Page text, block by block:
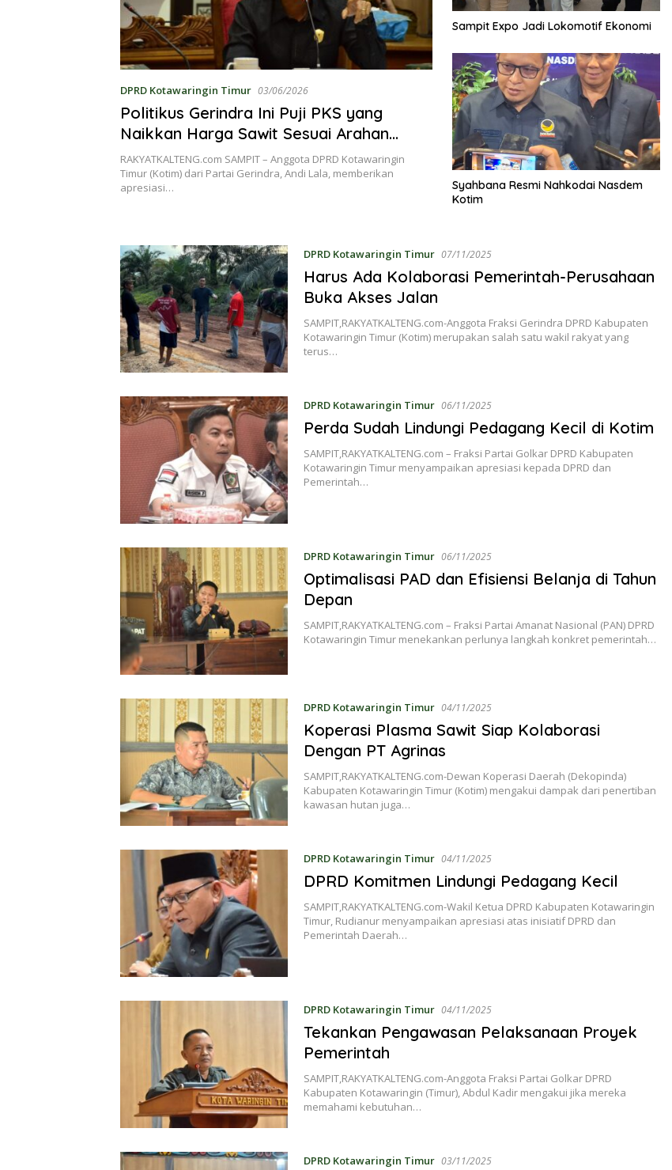
DPRD Kotawaringin Timur 03/06/2026
Politikus Gerindra Ini Puji PKS yang
Naikkan Harga Sawit Sesuai Arahan
Pemerintah
RAKYATKALTENG.com SAMPIT – Anggota DPRD Kotawaringin
Timur (Kotim) dari Partai Gerindra, Andi Lala, memberikan
apresiasi…
Sampit Expo Jadi Lokomotif Ekonomi
Syahbana Resmi Nahkodai Nasdem
Kotim
DPRD Kotawaringin Timur 07/11/2025
Harus Ada Kolaborasi Pemerintah-Perusahaan
Buka Akses Jalan
SAMPIT,RAKYATKALTENG.com-Anggota Fraksi Gerindra DPRD Kabupaten
Kotawaringin Timur (Kotim) merupakan salah satu wakil rakyat yang
terus…
DPRD Kotawaringin Timur 06/11/2025
Perda Sudah Lindungi Pedagang Kecil di Kotim
SAMPIT,RAKYATKALTENG.com – Fraksi Partai Golkar DPRD Kabupaten
Kotawaringin Timur menyampaikan apresiasi kepada DPRD dan
Pemerintah…
DPRD Kotawaringin Timur 06/11/2025
Optimalisasi PAD dan Efisiensi Belanja di Tahun
Depan
SAMPIT,RAKYATKALTENG.com – Fraksi Partai Amanat Nasional (PAN) DPRD
Kotawaringin Timur menekankan perlunya langkah konkret pemerintah…
DPRD Kotawaringin Timur 04/11/2025
Koperasi Plasma Sawit Siap Kolaborasi
Dengan PT Agrinas
SAMPIT,RAKYATKALTENG.com-Dewan Koperasi Daerah (Dekopinda)
Kabupaten Kotawaringin Timur (Kotim) mengakui dampak dari penertiban
kawasan hutan juga…
DPRD Kotawaringin Timur 04/11/2025
DPRD Komitmen Lindungi Pedagang Kecil
SAMPIT,RAKYATKALTENG.com-Wakil Ketua DPRD Kabupaten Kotawaringin
Timur, Rudianur menyampaikan apresiasi atas inisiatif DPRD dan
Pemerintah Daerah…
DPRD Kotawaringin Timur 04/11/2025
Tekankan Pengawasan Pelaksanaan Proyek
Pemerintah
SAMPIT,RAKYATKALTENG.com-Anggota Fraksi Partai Golkar DPRD
Kabupaten Kotawaringin (Timur), Abdul Kadir mengakui jika mereka
memahami kebutuhan…
DPRD Kotawaringin Timur 03/11/2025